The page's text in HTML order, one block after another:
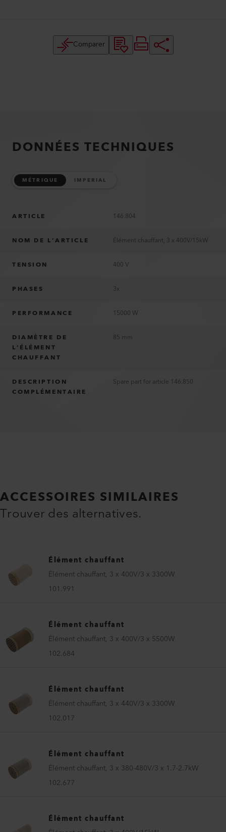
Comparer
DONNÉES TECHNIQUES
MÉTRIQUE IMPERIAL
ARTICLE 146.804
NOM DE L’ARTICLE Élément chauffant, 3 x 400V/15kW
TENSION 400 V
PHASES 3x
PERFORMANCE 15000 W
DIAMÈTRE DE
L’ÉLÉMENT
CHAUFFANT
85 mm
DESCRIPTION
COMPLÉMENTAIRE
Spare part for article 146.850
ACCESSOIRES SIMILAIRES
Trouver des alternatives.
Élément chauffant
Élément chauffant, 3 x 400V/3 x 3300W
101.991
Élément chauffant
Élément chauffant, 3 x 400V/3 x 5500W
102.684
Élément chauffant
Élément chauffant, 3 x 440V/3 x 3300W
102.017
Élément chauffant
Élément chauffant, 3 x 380-480V/3 x 1.7-2.7kW
102.677
Élément chauffant